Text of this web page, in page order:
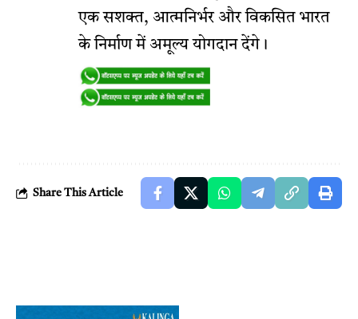
एक सशक्त, आत्मनिर्भर और विकसित भारत
के निर्माण में अमूल्य योगदान देंगे।
Share This Article